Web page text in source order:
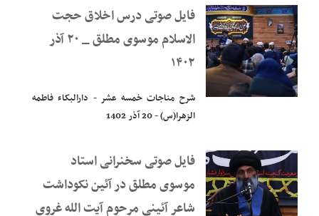
فایل صوتی درس اخلاق حجت
الاسلام موسوی مطلق _ ۲۰ آذر
۱۴۰۲
شرح مناجات خمسه عشر - دارالبکاء فاطمه
فایل صوتی سخنرانی استاد
موسوی مطلق در آئین نکوداشت
شاعر آئینی مرحوم آیت الله غروی